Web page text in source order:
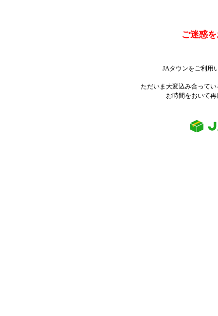
ご迷惑
JAタウンをご利用
ただいま大変込み合って
お時間をおいて